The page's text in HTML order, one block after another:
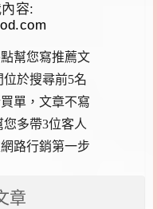
容:
幫您寫推薦文
於搜尋前5名
單，文章不寫
多帶3位客人
路行銷第一步
章